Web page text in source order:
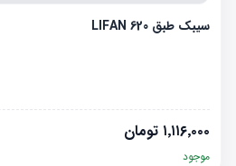
سیبک طبق LIFAN 620
۱٬۱۱۶٬۰۰۰ تومان
موجود